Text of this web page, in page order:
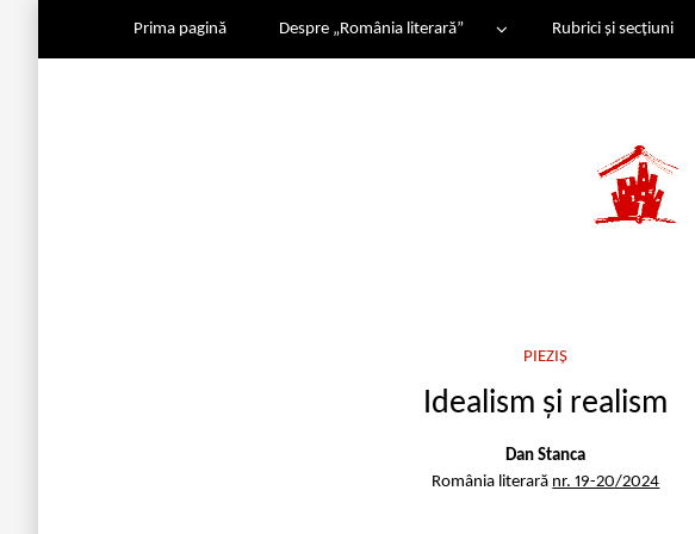
Prima pagină Despre „România literară” Rubrici și secțiuni
PIEZIȘ
Idealism şi realism
Dan Stanca
România literară nr. 19-20/2024